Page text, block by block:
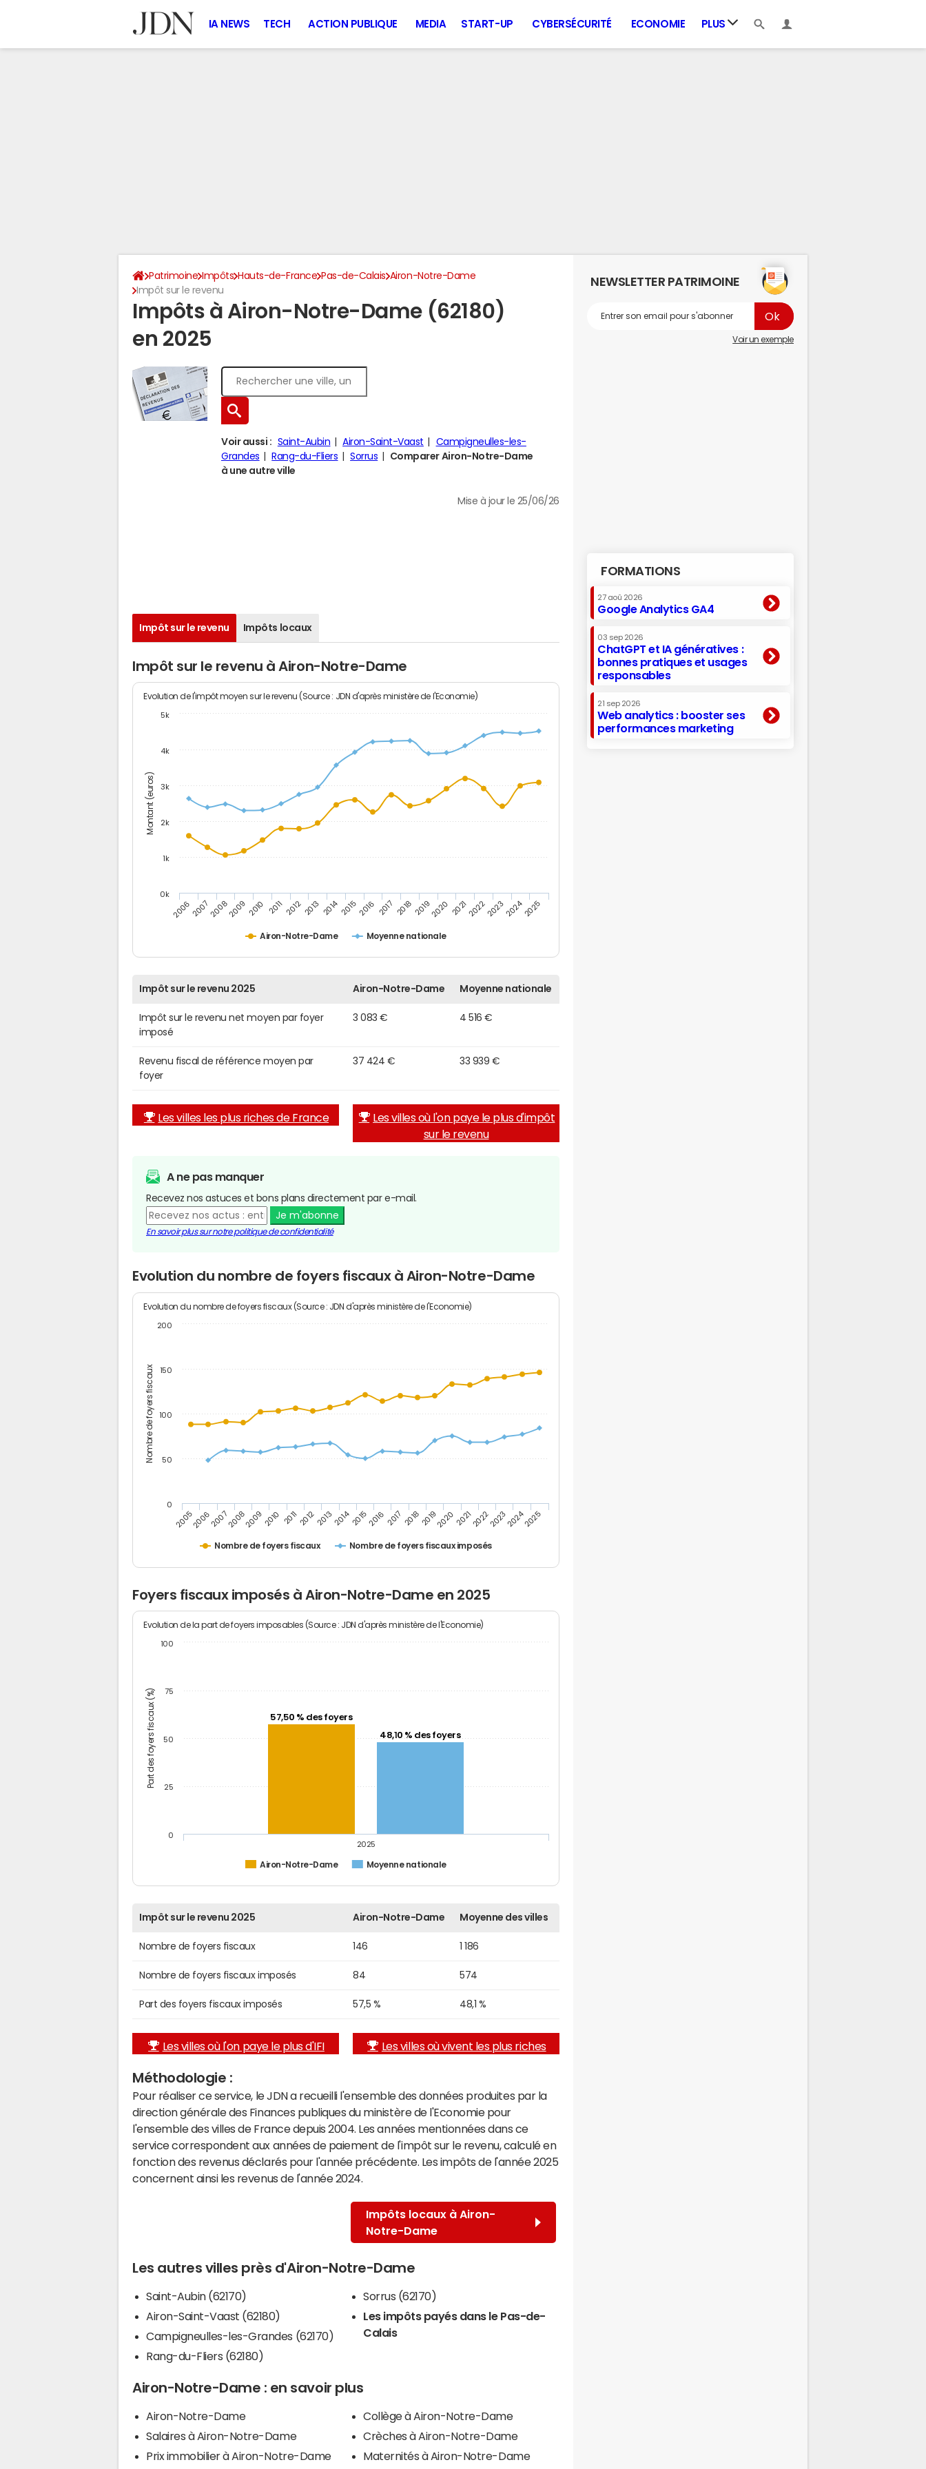
IA NEWS TECH ACTION PUBLIQUE MEDIA START-UP CYBERSÉCURITÉ ECONOMIE PLUS
Patrimoine Impôts Hauts-de-France Pas-de-Calais Airon-Notre-Dame
Impôt sur le revenu
Impôts à Airon-Notre-Dame (62180)
en 2025
Voir aussi : Saint-Aubin Airon-Saint-Vaast
Campigneulles-les-
Grandes
Rang-du-Fliers Sorrus
Comparer Airon-Notre-Dame
à une autre ville
Mise à jour le 25/06/26
Impôt sur le revenu Impôts locaux
Impôt sur le revenu à Airon-Notre-Dame
Montant (euros)
Evolution de l'impôt moyen sur le revenu (Source : JDN d'après ministère de l'Economie)
Airon-Notre-Dame Moyenne nationale
20062007200820092010 2011 20122013 201420152016 2017 201820192020 20212022202320242025
0k
1k
2k
3k
4k
5k
Impôt sur le revenu 2025 Airon-Notre-Dame Moyenne nationale
Impôt sur le revenu net moyen par foyer
imposé
3 083 € 4 516 €
Revenu fiscal de référence moyen par
foyer
37 424 € 33 939 €
Les villes les plus riches de France
Les villes où l'on paye le plus d'impôt
sur le revenu
A ne pas manquer
Recevez nos astuces et bons plans directement par e-mail.
Je m'abonne
En savoir plus sur notre politique de confidentialité
Evolution du nombre de foyers fiscaux à Airon-Notre-Dame
Nombre de foyers fiscaux
Evolution du nombre de foyers fiscaux (Source : JDN d'après ministère de l'Economie)
Nombre de foyers fiscaux Nombre de foyers fiscaux imposés
200520062007200820092010 201120122013201420152016 2017 20182019202020212022202320242025
0
50
100
150
200
Foyers fiscaux imposés à Airon-Notre-Dame en 2025
Part des foyers fiscaux (%)
Evolution de la part de foyers imposables (Source : JDN d'après ministère de l'Economie)
57,50 % des foyers
48,10 % des foyers
Airon-Notre-Dame Moyenne nationale
2025
0
25
50
75
100
Impôt sur le revenu 2025 Airon-Notre-Dame Moyenne des villes
Nombre de foyers fiscaux 146 1 186
Nombre de foyers fiscaux imposés 84 574
Part des foyers fiscaux imposés 57,5 % 48,1 %
Les villes où l'on paye le plus d'IFI Les villes où vivent les plus riches
Méthodologie :
Pour réaliser ce service, le JDN a recueilli l'ensemble des données produites par la
direction générale des Finances publiques du ministère de l'Economie pour
l'ensemble des villes de France depuis 2004. Les années mentionnées dans ce
service correspondent aux années de paiement de l'impôt sur le revenu, calculé en
fonction des revenus déclarés pour l'année précédente. Les impôts de l'année 2025
concernent ainsi les revenus de l'année 2024.
Impôts locaux à Airon-
Notre-Dame
Les autres villes près d'Airon-Notre-Dame
Saint-Aubin (62170)
Airon-Saint-Vaast (62180)
Campigneulles-les-Grandes (62170)
Rang-du-Fliers (62180)
Sorrus (62170)
Les impôts payés dans le Pas-de-
Calais
Airon-Notre-Dame : en savoir plus
Airon-Notre-Dame
Salaires à Airon-Notre-Dame
Prix immobilier à Airon-Notre-Dame
Collège à Airon-Notre-Dame
Crèches à Airon-Notre-Dame
Maternités à Airon-Notre-Dame
NEWSLETTER PATRIMOINE
Voir un exemple
FORMATIONS
27 aoû 2026
Google Analytics GA4
03 sep 2026
ChatGPT et IA génératives :
bonnes pratiques et usages
responsables
21 sep 2026
Web analytics : booster ses
performances marketing